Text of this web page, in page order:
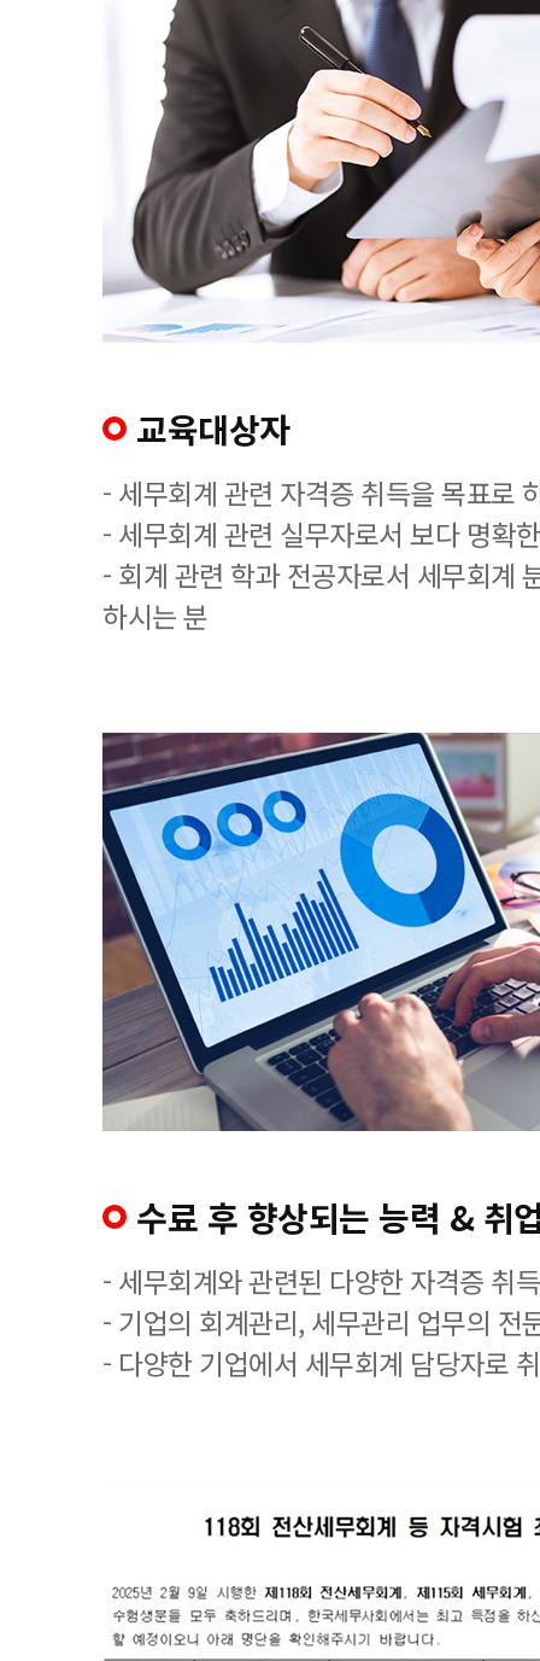
교육대상자
- 세무회계 관련 자격증 취득을 목표로
- 세무회계 관련 실무자로서 보다 명확
- 회계 관련 학과 전공자로서 세무회계
하시는 분
수료 후 향상되는 능력 & 취
- 세무회계와 관련된 다양한 자격증 취
- 기업의 회계관리, 세무관리 업무의 전
- 다양한 기업에서 세무회계 담당자로